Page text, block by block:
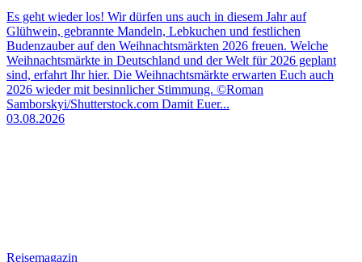
Es geht wieder los! Wir dürfen uns auch in diesem Jahr auf
Glühwein, gebrannte Mandeln, Lebkuchen und festlichen
Budenzauber auf den Weihnachtsmärkten 2026 freuen. Welche
Weihnachtsmärkte in Deutschland und der Welt für 2026 geplant
sind, erfahrt Ihr hier. Die Weihnachtsmärkte erwarten Euch auch
2026 wieder mit besinnlicher Stimmung. ©Roman
Samborskyi/Shutterstock.com Damit Euer...
03.08.2026
Reisemagazin